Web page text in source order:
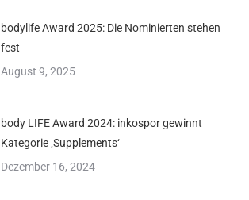
bodylife Award 2025: Die Nominierten stehen
fest
August 9, 2025
body LIFE Award 2024: inkospor gewinnt
Kategorie ‚Supplements‘
Dezember 16, 2024